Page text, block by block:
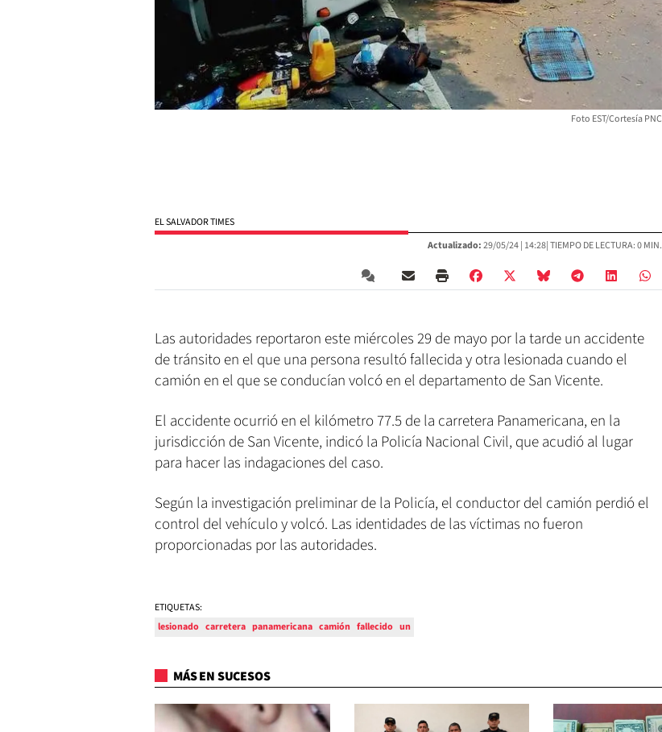
Foto EST/Cortesía PNC
EL SALVADOR TIMES
Actualizado:29/05/24 | 14:28 | TIEMPO DE LECTURA: 0 MIN.
Las autoridades reportaron este miércoles 29 de mayo por la tarde un accidente
de tránsito en el que una persona resultó fallecida y otra lesionada cuando el
camión en el que se conducían volcó en el departamento de San Vicente.
El accidente ocurrió en el kilómetro 77.5 de la carretera Panamericana, en la
jurisdicción de San Vicente, indicó la Policía Nacional Civil, que acudió al lugar
para hacer las indagaciones del caso.
Según la investigación preliminar de la Policía, el conductor del camión perdió el
control del vehículo y volcó. Las identidades de las víctimas no fueron
proporcionadas por las autoridades.
ETIQUETAS:
lesionado carretera panamericana camión fallecido un
MÁS EN SUCESOS